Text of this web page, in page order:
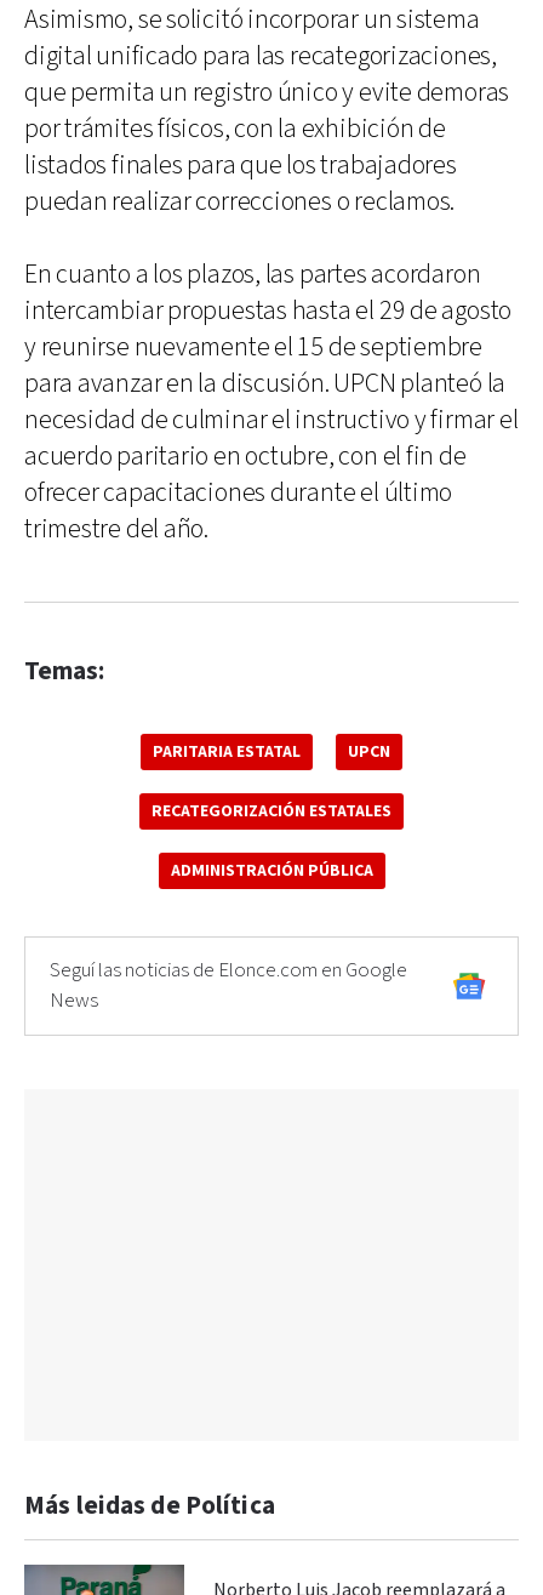
Asimismo, se solicitó incorporar un sistema
digital unificado para las recategorizaciones,
que permita un registro único y evite demoras
por trámites físicos, con la exhibición de
listados finales para que los trabajadores
puedan realizar correcciones o reclamos.
En cuanto a los plazos, las partes acordaron
intercambiar propuestas hasta el 29 de agosto
y reunirse nuevamente el 15 de septiembre
para avanzar en la discusión. UPCN planteó la
necesidad de culminar el instructivo y firmar el
acuerdo paritario en octubre, con el fin de
ofrecer capacitaciones durante el último
trimestre del año.
Temas:
PARITARIA ESTATAL UPCN
RECATEGORIZACIÓN ESTATALES
ADMINISTRACIÓN PÚBLICA
Seguí las noticias de Elonce.com en Google
News
Más leidas de Política